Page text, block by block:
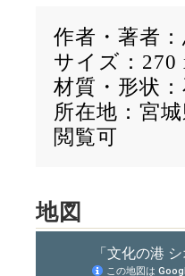
作者・著者：
サイズ：270
材質・形状
所在地：宮
閲覧可
地図